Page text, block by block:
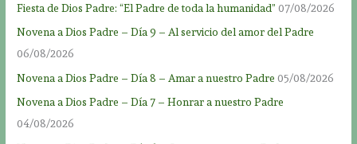
Fiesta de Dios Padre: “El Padre de toda la humanidad” 07/08/2026
Novena a Dios Padre – Día 9 – Al servicio del amor del Padre
06/08/2026
Novena a Dios Padre – Día 8 – Amar a nuestro Padre 05/08/2026
Novena a Dios Padre – Día 7 – Honrar a nuestro Padre
04/08/2026